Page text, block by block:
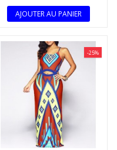
AJOUTER AU PANIER
-25%